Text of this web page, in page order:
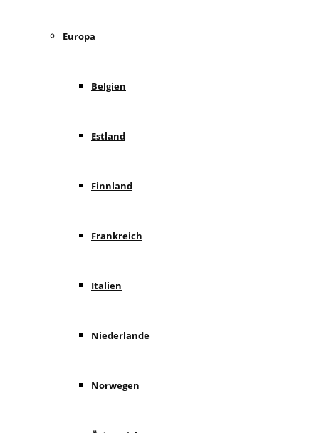
Europa
Belgien
Estland
Finnland
Frankreich
Italien
Niederlande
Norwegen